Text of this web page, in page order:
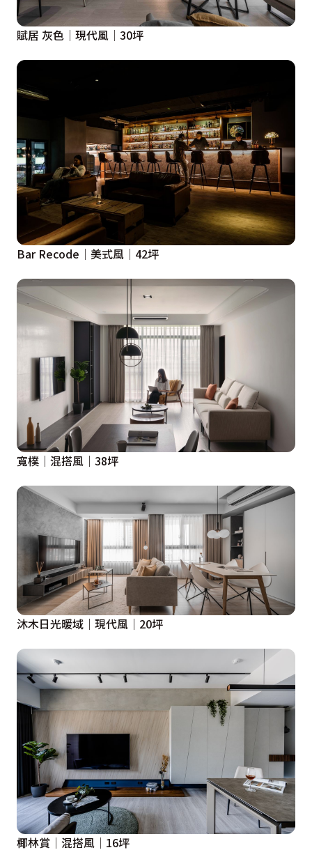
賦居 灰色│現代風│30坪
Bar Recode│美式風│42坪
寬樸｜混搭風｜38坪
沐木日光暖域｜現代風｜20坪
椰林賞│混搭風│16坪